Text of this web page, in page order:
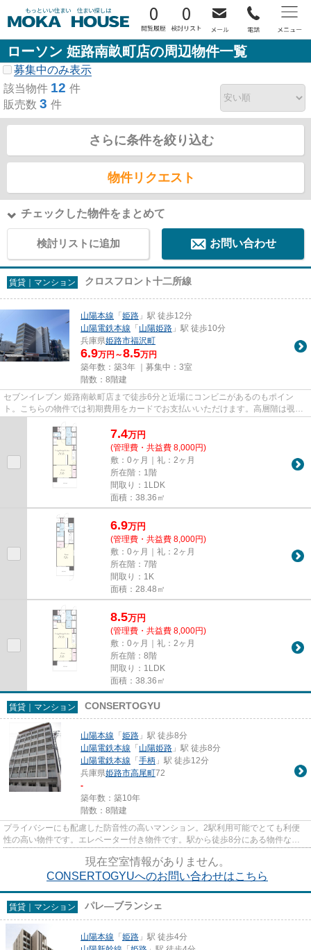
0 0
ローソン 姫路南畝町店の周辺物件一覧
募集中のみ表示
該当物件 12 件
販売数 3 件
さらに条件を絞り込む
物件リクエスト
チェックした物件をまとめて
検討リストに追加 お問い合わせ
賃貸｜マンション クロスフロント十二所線
山陽本線 「姫路 」駅 徒歩12分
山陽電鉄本線 「山陽姫路 」駅 徒歩10分
兵庫県姫路市福沢町
6.9万円～8.5万円
築年数：築3年 ｜募集中： 3室
階数：8階建
セブンイレブン 姫路南畝町店まで徒歩6分と近場にコンビニがあるのもポイン
ト。こちらの物件では初期費用をカードでお支払いいただけます。高層階は覗か
れる心配がないので人目を気に...
7.4万円
(管理費・共益費 8,000円)
敷：0ヶ月｜礼：2ヶ月
所在階：1階
間取り：1LDK
面積：38.36㎡
6.9万円
(管理費・共益費 8,000円)
敷：0ヶ月｜礼：2ヶ月
所在階：7階
間取り：1K
面積：28.48㎡
8.5万円
(管理費・共益費 8,000円)
敷：0ヶ月｜礼：2ヶ月
所在階：8階
間取り：1LDK
面積：38.36㎡
賃貸｜マンション CONSERTOGYU
山陽本線 「姫路 」駅 徒歩8分
山陽電鉄本線 「山陽姫路 」駅 徒歩8分
山陽電鉄本線 「手柄 」駅 徒歩12分
兵庫県姫路市高尾町72
-
築年数：築10年
階数：8階建
プライバシーにも配慮した防音性の高いマンション。2駅利用可能でとても利便
性の高い物件です。エレベーター付き物件です。駅から徒歩8分にある物件なの
で、電車利用が多い方にオスス...
現在空室情報がありません。
CONSERTOGYUへのお問い合わせはこちら
賃貸｜マンション パレ―ブランシェ
山陽本線 「姫路 」駅 徒歩4分